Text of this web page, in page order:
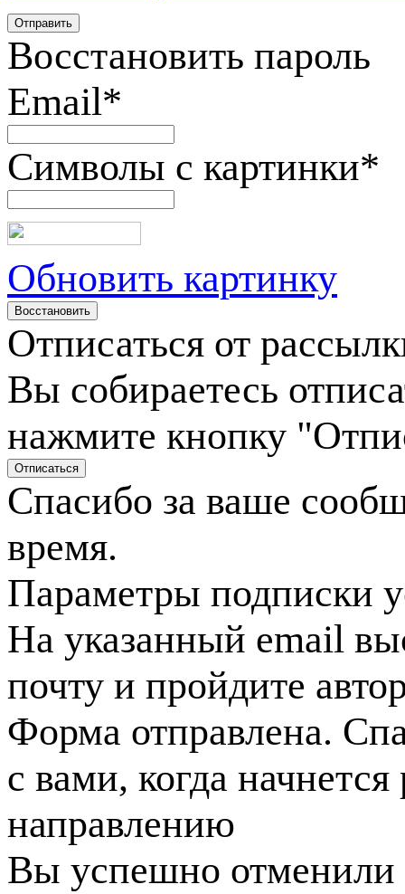
Восстановить пароль
Email*
Символы с картинки*
Обновить картинку
Отписаться от
Вы собираетесь
нажмите кнопку
Спасибо за ваше
время.
Параметры подписки
На указанный email
почту и пройдите
Форма отправлена.
с вами, когда
направлению
Вы успешно отменили